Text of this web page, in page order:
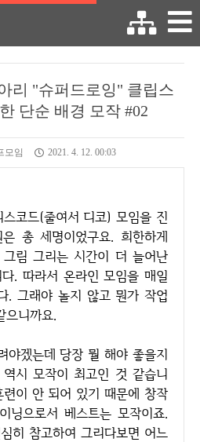
리 "슈퍼드로잉" 클립스
단순 배경 모작 #02
모임 2021. 4. 12. 00:03
총 세명이었구요. 희한하게
림 그리는 시간이 더 늘어난
. 따라서 온라인 모임을 매일
. 그래야 놀지 않고 뭔가 작업
으니까요.
시 모작이 최고인 것 같습니
이 안 되어 있기 때문에 창작
닝으로서 베스트는 모작이죠.
히 참고하여 그리다보면 어느